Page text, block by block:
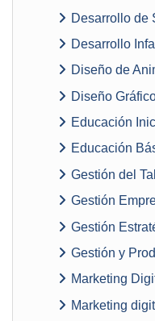
Desarrollo de
Desarrollo
Diseño de
Diseño
Educación
Educación
Gestión del
Gestión
Gestión
Gestión y
Marketing
Marketing